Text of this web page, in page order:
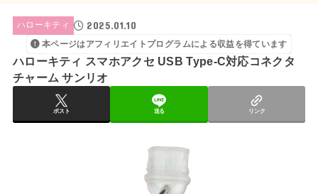
ハローキティ 2025.01.10
本ページはアフィリエイトプログラムによる収益を得ています
ハローキティ スマホアクセ USB Type-C対応コネクタ
チャーム サンリオ
ポスト 送る リンク